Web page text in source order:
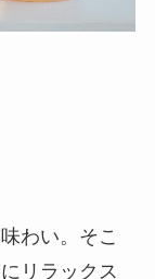
わい。そこ
リラックス